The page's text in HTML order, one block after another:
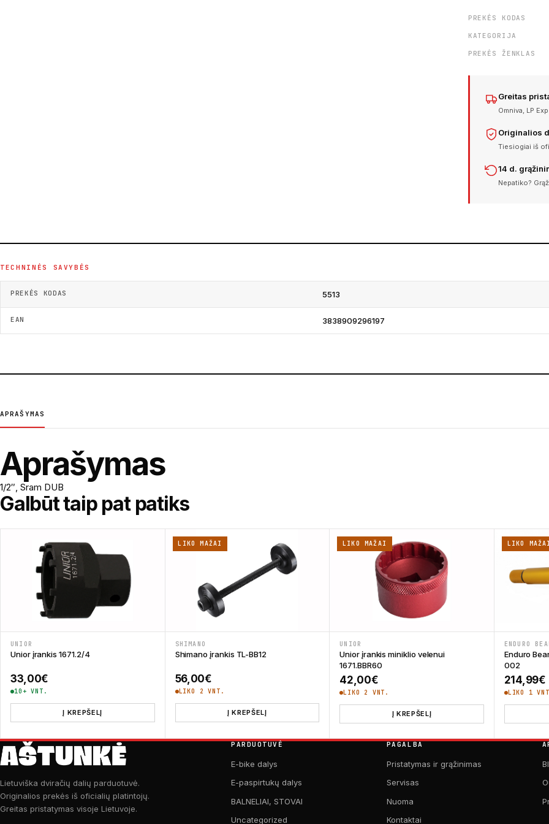
PREKĖS KODAS
KATEGORIJA
PREKĖS ŽENKLAS
Greitas
Omniva, LP
Originalios
Tiesiogiai iš
14 d.
Nepatiko?
TECHNINĖS SAVYBĖS
PREKĖS KODAS 5513
EAN 3838909296197
APRAŠYMAS
Aprašymas
1/2″, Sram DUB
Galbūt taip pat patiks
UNIOR
Unior įrankis 1671.2/4
33,00€
10+ VNT.
Į KREPŠELĮ
LIKO MAŽAI
SHIMANO
Shimano įrankis TL-BB12
56,00€
LIKO 2 VNT.
Į KREPŠELĮ
LIKO MAŽAI
UNIOR
Unior įrankis miniklio velenui
1671.BBR60
42,00€
LIKO 2 VNT.
Į KREPŠELĮ
LIKO
ENDURO
Enduro
002
214,99€
LIKO 1
Lietuviška dviračių dalių parduotuvė.
Originalios prekės iš oficialių platintojų.
Greitas pristatymas visoje Lietuvoje.
PARDUOTUVĖ
E-bike dalys
E-paspirtukų dalys
BALNELIAI, STOVAI
Uncategorized
PAGALBA
Pristatymas ir grąžinimas
Servisas
Nuoma
Kontaktai